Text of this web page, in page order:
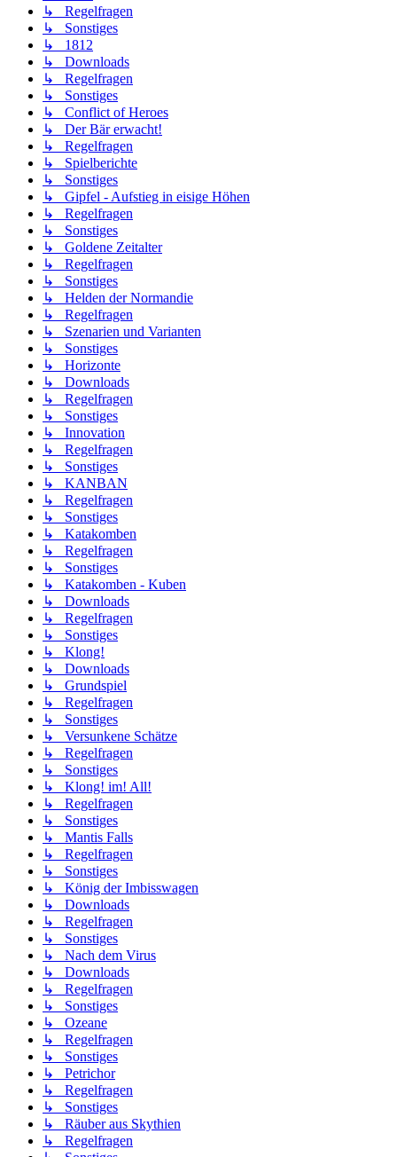
↳ Regelfragen
↳ Sonstiges
↳ 1812
↳ Downloads
↳ Regelfragen
↳ Sonstiges
↳ Conflict of Heroes
↳ Der Bär erwacht!
↳ Regelfragen
↳ Spielberichte
↳ Sonstiges
↳ Gipfel - Aufstieg in eisige Höhen
↳ Regelfragen
↳ Sonstiges
↳ Goldene Zeitalter
↳ Regelfragen
↳ Sonstiges
↳ Helden der Normandie
↳ Regelfragen
↳ Szenarien und Varianten
↳ Sonstiges
↳ Horizonte
↳ Downloads
↳ Regelfragen
↳ Sonstiges
↳ Innovation
↳ Regelfragen
↳ Sonstiges
↳ KANBAN
↳ Regelfragen
↳ Sonstiges
↳ Katakomben
↳ Regelfragen
↳ Sonstiges
↳ Katakomben - Kuben
↳ Downloads
↳ Regelfragen
↳ Sonstiges
↳ Klong!
↳ Downloads
↳ Grundspiel
↳ Regelfragen
↳ Sonstiges
↳ Versunkene Schätze
↳ Regelfragen
↳ Sonstiges
↳ Klong! im! All!
↳ Regelfragen
↳ Sonstiges
↳ Mantis Falls
↳ Regelfragen
↳ Sonstiges
↳ König der Imbisswagen
↳ Downloads
↳ Regelfragen
↳ Sonstiges
↳ Nach dem Virus
↳ Downloads
↳ Regelfragen
↳ Sonstiges
↳ Ozeane
↳ Regelfragen
↳ Sonstiges
↳ Petrichor
↳ Regelfragen
↳ Sonstiges
↳ Räuber aus Skythien
↳ Regelfragen